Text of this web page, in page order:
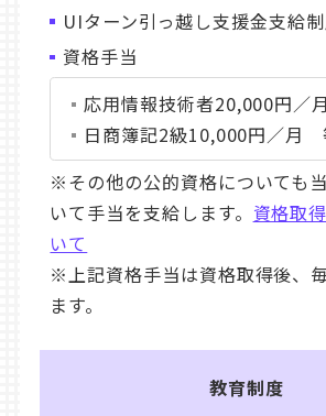
UIターン引っ越し支援金支給
資格手当
応用情報技術者20,000円／月
日商簿記2級10,000円／月
※その他の公的資格についても
いて手当を支給します。 資格取
いて
※上記資格手当は資格取得後、
ます。
教育制度